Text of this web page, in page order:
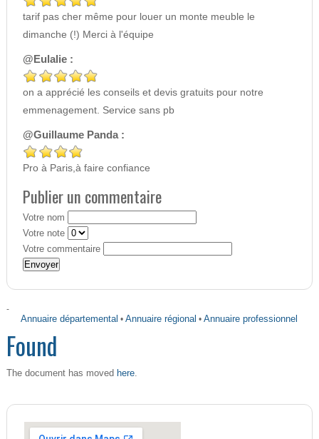
tarif pas cher même pour louer un monte meuble le
dimanche (!) Merci à l'équipe
@Eulalie :
on a apprécié les conseils et devis gratuits pour notre
emmenagement. Service sans pb
@Guillaume Panda :
Pro à Paris,à faire confiance
Publier un commentaire
Votre nom
Votre note
Votre commentaire
-
Annuaire départemental •Annuaire régional •Annuaire professionnel
Found
The document has moved here.